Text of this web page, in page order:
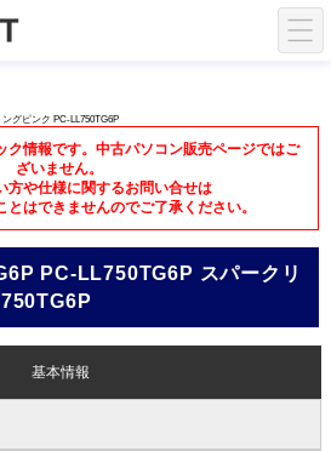
ングピンク PC-LL750TG6P
ク情報です。中古パソコン販売ページではご
ざいません。
方や仕様に関するお問い合せは
とはできませんのでご了承ください。
PC-LL750TG6P スパークリ
基本情報